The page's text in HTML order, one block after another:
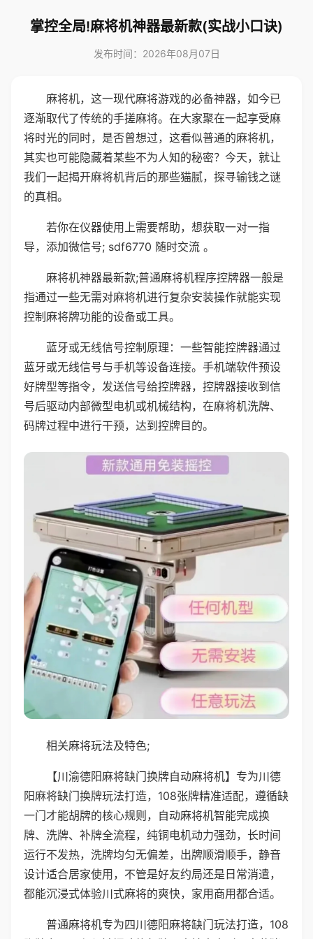
掌控全局!麻将机神器最新款(实战小口诀)
发布时间：2026年08月07日
麻将机，这一现代麻将游戏的必备神器，如今已
逐渐取代了传统的手搓麻将。在大家聚在一起享受麻
将时光的同时，是否曾想过，这看似普通的麻将机，
其实也可能隐藏着某些不为人知的秘密？今天，就让
我们一起揭开麻将机背后的那些猫腻，探寻输钱之谜
的真相。
若你在仪器使用上需要帮助，想获取一对一指
导，添加微信号; sdf6770 随时交流 。
麻将机神器最新款;普通麻将机程序控牌器一般是
指通过一些无需对麻将机进行复杂安装操作就能实现
控制麻将牌功能的设备或工具。
蓝牙或无线信号控制原理：一些智能控牌器通过
蓝牙或无线信号与手机等设备连接。手机端软件预设
好牌型等指令，发送信号给控牌器，控牌器接收到信
号后驱动内部微型电机或机械结构，在麻将机洗牌、
码牌过程中进行干预，达到控牌目的。
相关麻将玩法及特色;
【川渝德阳麻将缺门换牌自动麻将机】专为川德
阳麻将缺门换牌玩法打造，108张牌精准适配，遵循缺
一门才能胡牌的核心规则，自动麻将机智能完成换
牌、洗牌、补牌全流程，纯铜电机动力强劲，长时间
运行不发热，洗牌均匀无偏差，出牌顺滑顺手，静音
设计适合居家使用，不管是好友约局还是日常消遣，
都能沉浸式体验川式麻将的爽快，家用商用都合适。
普通麻将机专为四川德阳麻将缺门玩法打造，108